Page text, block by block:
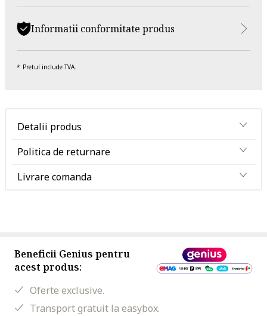
Informatii conformitate produs
Pretul include TVA.
Detalii produs
Politica de returnare
Livrare comanda
Beneficii Genius pentru
acest produs:
Oferte exclusive.
Transport gratuit la easybox.